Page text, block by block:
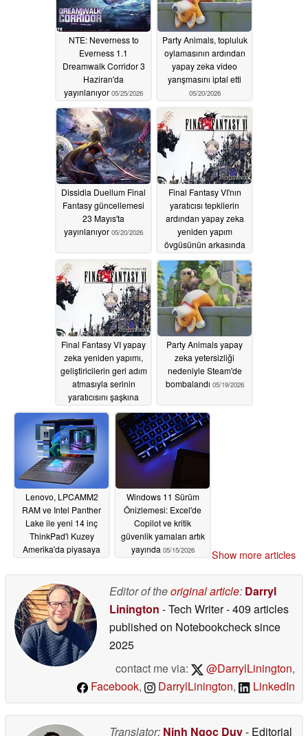
NTE: Neverness to
Everness 1.1
Dreamwalk Corridor 3
Haziran'da
yayınlanıyor 05/25/2026
Party Animals, topluluk
oylamasının ardından
yapay zeka video
yarışmasını iptal etti
05/20/2026
Dissidia Duellum Final
Fantasy güncellemesi
23 Mayıs'ta
yayınlanıyor 05/20/2026
Final Fantasy VI'nın
yaratıcısı tepkilerin
ardından yapay zeka
yeniden yapım
övgüsünün arkasında
duruyor05/20/2026
Final Fantasy VI yapay
zeka yeniden yapımı,
geliştiricilerin geri adım
atmasıyla serinin
yaratıcısını şaşkına
çevirdi05/20/2026
Party Animals yapay
zeka yetersizliği
nedeniyle Steam'de
bombalandı 05/19/2026
Lenovo, LPCAMM2
RAM ve Intel Panther
Lake ile yeni 14 inç
ThinkPad'i Kuzey
Amerika'da piyasaya
Windows 11 Sürüm
Önizlemesi: Excel'de
Copilot ve kritik
güvenlik yamaları artık
yayında 05/15/2026 Show more articles
Editor of theoriginal article: Darryl
Linington - Tech Writer- 409 articles
published on Notebookchecksince
2025
contact me via:
@DarrylLinington,
Facebook, DarrylLinington, LinkedIn
Translator: Ninh Ngoc Duy- Editorial